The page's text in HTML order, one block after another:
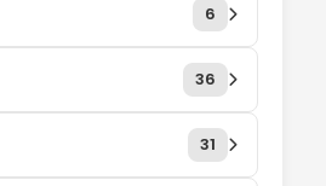
6
36
31